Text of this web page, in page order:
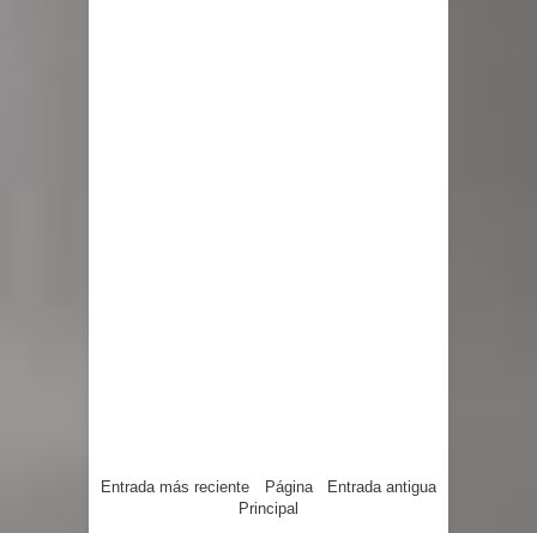
Entrada más reciente Entrada antigua
Página
Principal